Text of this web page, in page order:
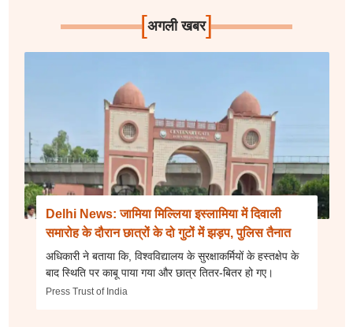
[अगली खबर]
Delhi News: जामिया मिल्लिया इस्लामिया में दिवाली
समारोह के दौरान छात्रों के दो गुटों में झड़प, पुलिस तैनात
अधिकारी ने बताया कि, विश्वविद्यालय के सुरक्षाकर्मियों के हस्तक्षेप के
बाद स्थिति पर काबू पाया गया और छात्र तितर-बितर हो गए।
Press Trust of India